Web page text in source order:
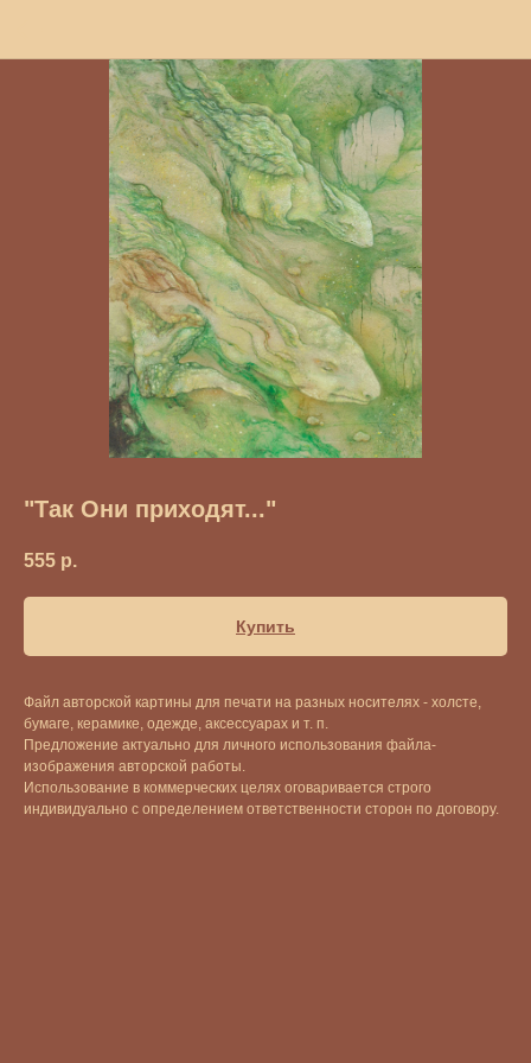
"Так Они приходят..."
555 р.
Купить
Файл авторской картины для печати на разных носителях - холсте,
бумаге, керамике, одежде, аксессуарах и т. п.
Предложение актуально для личного использования файла-
изображения авторской работы.
Использование в коммерческих целях оговаривается строго
индивидуально с определением ответственности сторон по договору.